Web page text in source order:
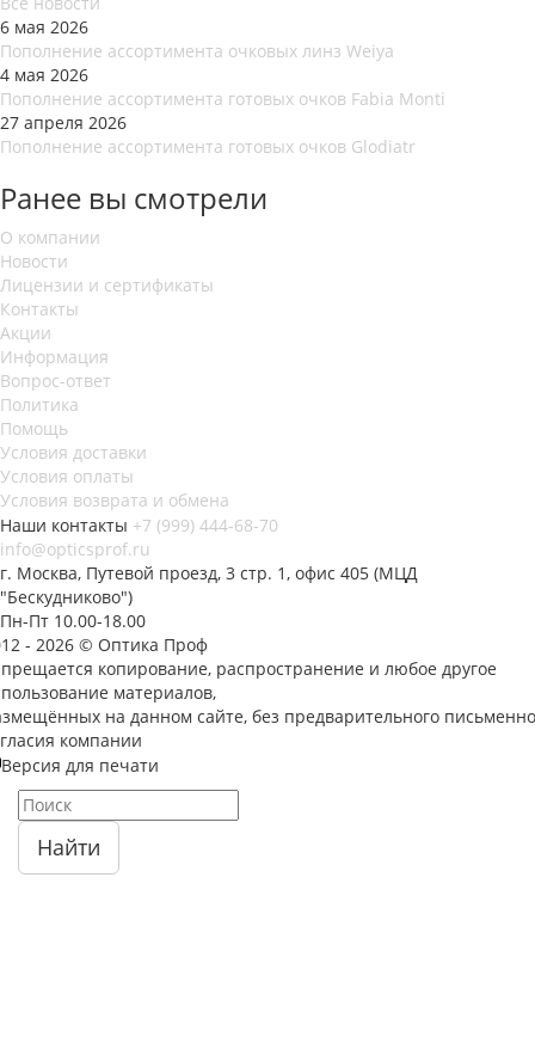
6 мая 2026
Пополнение ассортимента очковых линз Weiya
4 мая 2026
Пополнение ассортимента готовых очков Fabia Monti
27 апреля 2026
Пополнение ассортимента готовых очков Glodiatr
Ранее вы смотрели
О компании
Новости
Лицензии и сертификаты
Контакты
Акции
Информация
Вопрос-ответ
Политика
Помощь
Условия доставки
Условия оплаты
Условия возврата и обмена
Наши контакты +7 (999) 444-68-70
info@opticsprof.ru
г. Москва, Путевой проезд, 3 стр. 1, офис 405 (МЦД
"Бескудниково")
Пн-Пт 10.00-18.00
- 2026 © Оптика Проф
копирование, распространение и любое другое
материалов,
на данном сайте, без предварительного
компании
Версия для печати
Найти